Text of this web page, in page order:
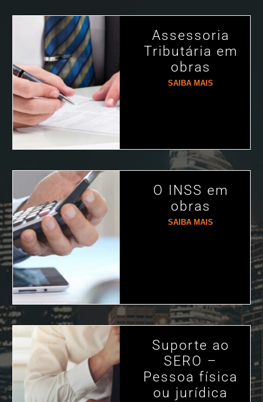
Assessoria
Tributária em
obras
SAIBA MAIS
O INSS em
obras
SAIBA MAIS
Suporte ao
SERO –
Pessoa física
ou jurídica